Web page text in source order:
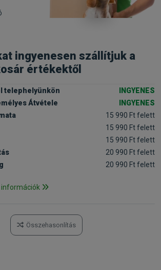
ingyenesen szállítjuk a
értékektől
telephelyünkön
INGYENES
Átvétele
INGYENES
15 990 Ft felett
15 990 Ft felett
15 990 Ft felett
20 990 Ft felett
20 990 Ft felett
információk
Összehasonlítás